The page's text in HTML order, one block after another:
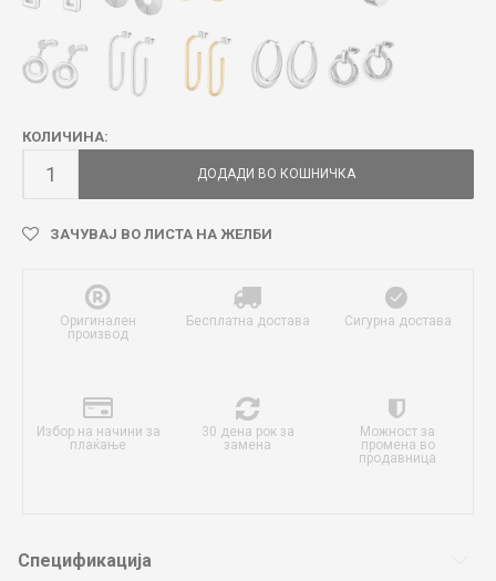
КОЛИЧИНА:
ДОДАДИ ВО КОШНИЧКА
ЗАЧУВАЈ ВО ЛИСТА НА ЖЕЛБИ
Оригинален
производ
Бесплатна достава Сигурна достава
Избор на начини за
плаќање
30 дена рок за
замена
Можност за
промена во
продавница
Спецификација